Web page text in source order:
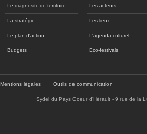
Le diagnositc de territoire
La stratégie
Le plan d'action
Budgets
Les acteurs
Les lieux
L'agenda culturel
Eco-festivals
Mentions légales Outils de communication
Sydel du Pays Coeur d'Hérault - 9 rue de la